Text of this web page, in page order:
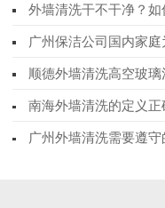
外墙清洗干不干净？如
广州保洁公司国内家
顺德外墙清洗高空玻璃
南海外墙清洗的定义
广州外墙清洗需要遵守